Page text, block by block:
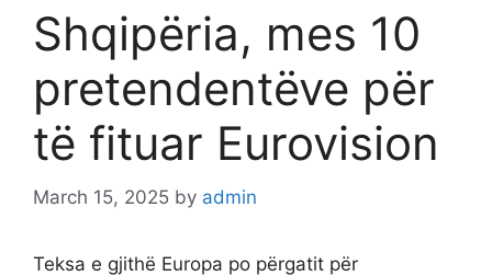
Shqipëria, mes 10
pretendentëve për
të fituar Eurovision
March 15, 2025 by admin
Teksa e gjithë Europa po përgatit për